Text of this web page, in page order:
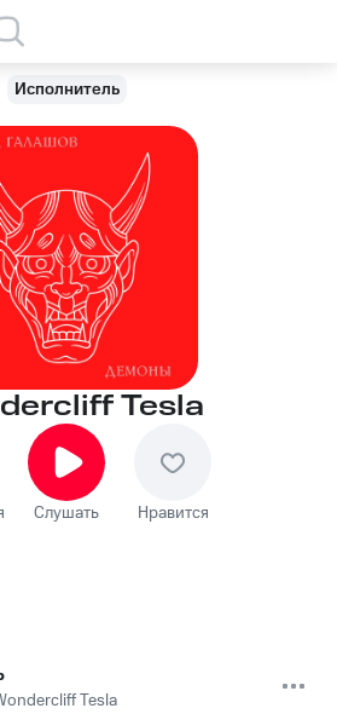
Исполнитель
Tesla
Слушать Нравится
Tesla